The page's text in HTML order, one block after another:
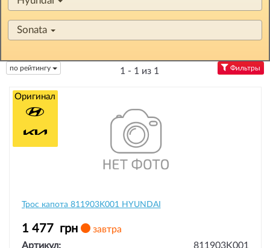
Sonata
по рейтингу 1 - 1 из 1 Фильтры
Трос капота 811903K001 HYUNDAI
1 477 грн
завтра
Артикул:
811903K001
Оригинал